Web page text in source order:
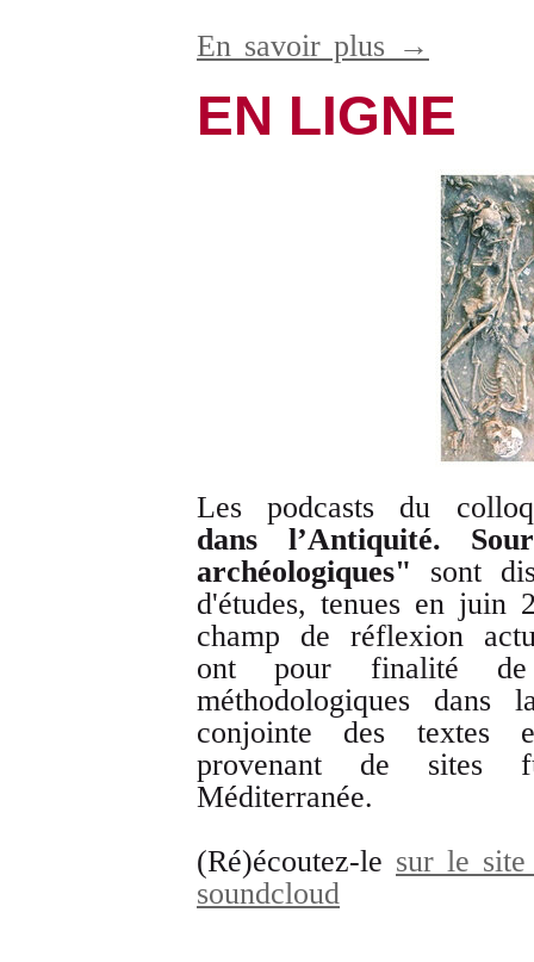
En savoir plus →
EN LIGNE
Les podcasts du
dans l’Antiquité.
archéologiques" sont
d'études, tenues en juin
champ de réflexion
ont pour finalité de
méthodologiques dans
conjointe des textes
provenant de sites
Méditerranée.
(Ré)écoutez-le sur le
soundcloud